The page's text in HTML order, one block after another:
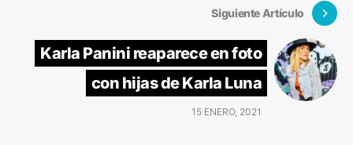
Siguiente Artículo
Karla Panini reaparece en foto
con hijas de Karla Luna
15 ENERO, 2021